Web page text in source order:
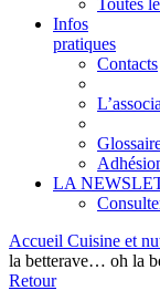
Toutes
Infos
pratiques
Contacts
LA
Accueil Cuisine et
la betterave… oh la
Retour